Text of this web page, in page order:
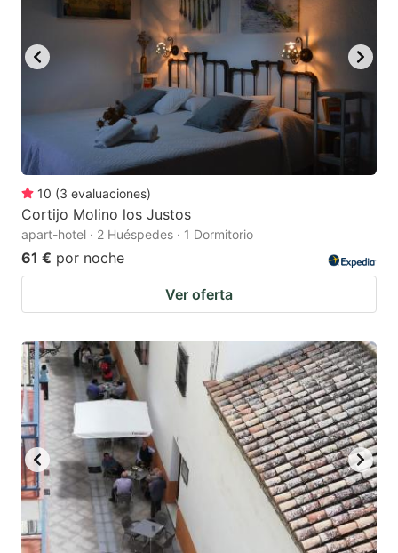
10 (3 evaluaciones)
Cortijo Molino los Justos
apart-hotel · 2 Huéspedes · 1 Dormitorio
61 € por noche
Ver oferta